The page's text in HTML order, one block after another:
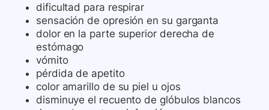
dificultad para respirar
sensación de opresión en su garganta
dolor en la parte superior derecha de
estómago
vómito
pérdida de apetito
color amarillo de su piel u ojos
disminuye el recuento de glóbulos blancos